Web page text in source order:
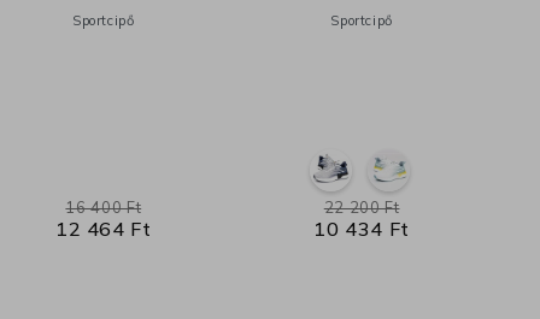
Sportcipő
12 464 Ft
16 400 Ft
Sportcipő
10 434 Ft
22 200 Ft